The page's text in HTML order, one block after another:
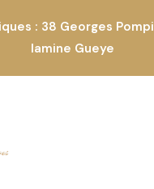
: 38 Georges
lamine Gueye